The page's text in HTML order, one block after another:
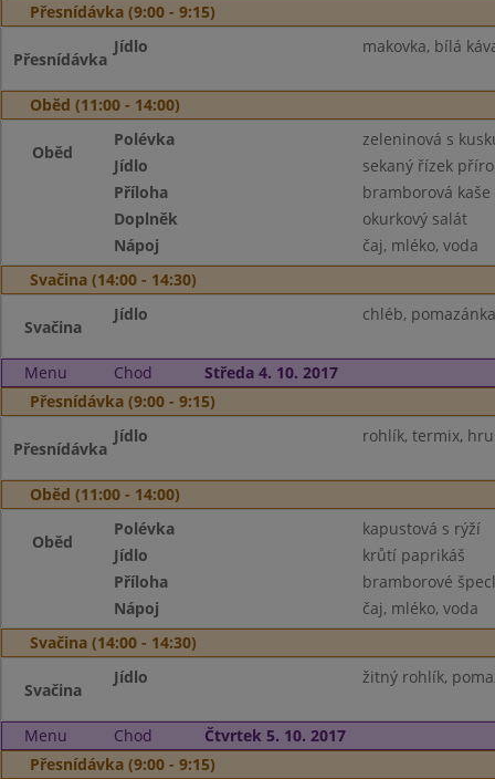
Přesnídávka (9:00 - 9:15)
Přesnídávka
Jídlo makovka, bílá
Oběd (11:00 - 14:00)
Oběd
Polévka
zeleninová s
Jídlo
sekaný řízek
Příloha
bramborová kaše
Doplněk
okurkový salát
Nápoj
čaj, mléko, voda
Svačina (14:00 - 14:30)
Svačina
Jídlo chléb,
Menu Chod
Středa 4. 10. 2017
Přesnídávka (9:00 - 9:15)
Přesnídávka
Jídlo rohlík, termix,
Oběd (11:00 - 14:00)
Oběd
Polévka
kapustová s rýží
Jídlo
krůtí paprikáš
Příloha
bramborové
Nápoj
čaj, mléko, voda
Svačina (14:00 - 14:30)
Svačina
Jídlo žitný rohlík,
Menu Chod
Čtvrtek 5. 10. 2017
Přesnídávka (9:00 - 9:15)